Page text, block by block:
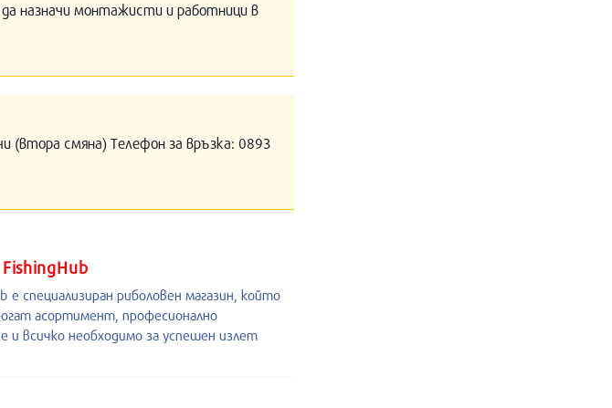
назначи монтажисти и работници в
(втора смяна) Телефон за връзка: 0893
FishingHub
е специализиран риболовен магазин, който
асортимент, професионално
и всичко необходимо за успешен излет